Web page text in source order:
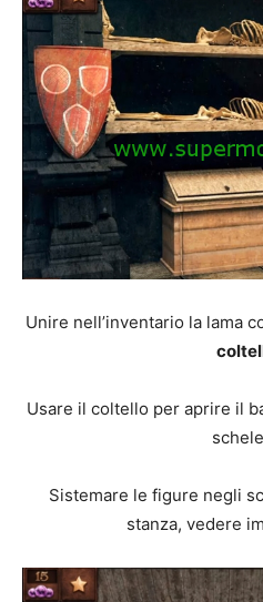
Unire nell’inventario la lama
Usare il coltello per aprire il
Sistemare le figure negli
stanza, vedere